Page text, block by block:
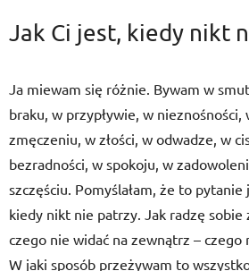
Jak Ci jest, kiedy nikt
Ja miewam się różnie. Bywam w
braku, w przypływie, w nieznośności,
zmęczeniu, w złości, w odwadze, w
bezradności, w spokoju, w
szczęściu. Pomyślałam, że to
kiedy nikt nie patrzy. Jak radzę sobie
czego nie widać na zewnątrz –
W jaki sposób przeżywam to